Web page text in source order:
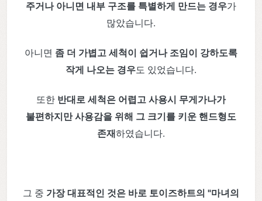
주거나 아니면 내부 구조를 특별하게 만드는 경우가
많았습니다.
아니면 좀 더 가볍고 세척이 쉽거나 조임이 강하도록
작게 나오는 경우도 있었습니다.
또한 반대로 세척은 어렵고 사용시 무게가나가
불편하지만 사용감을 위해 그 크기를 키운 핸드형도
존재하였습니다.
그 중 가장 대표적인 것은 바로 토이즈하트의 "마녀의